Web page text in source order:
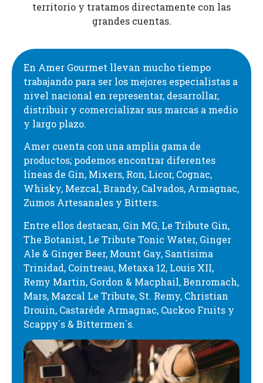
territorio y tratamos directamente con las
grandes cuentas.
En Amer Gourmet llevan mucho tiempo
trabajando para ser los mejores especialistas a
nivel nacional en representar, desarrollar,
distribuir y comercializar sus marcas a medio
y largo plazo.
Amer cuenta con una amplia gama de
productos; podemos encontrar diferentes
líneas de Gin, Mixers, Ron, Licor, Cognac,
Whisky, Mezcal, Brandy, Calvados, Armagnac,
Zumos Artesanales y Bitters.
Entre ellos destacan, Gin MG, Le Tribute Gin,
The Botanist, Le Tribute Tonic Water, Ginger
Ale & Ginger Beer, Mount Gay, Santísima
Trinidad, Cointreau, Metaxa 12, Louis XII,
Remy Martin, Gordon & Macphail, Benromach,
Mars, Mazcal Le Tribute, St. Remy, Christian
Drouin, Castaréde Armagnac, Cuckoo Fruits y
Scappy´s & Bittermen´s.